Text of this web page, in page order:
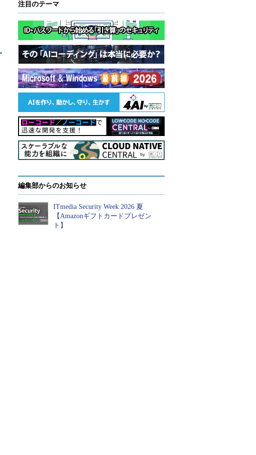
注目のテーマ
編集部からのお知らせ
ITmedia Security Week 2026 夏
【Amazonギフトカードプレゼン
ト】